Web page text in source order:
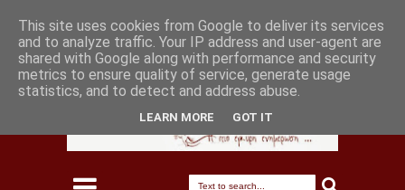
This site uses cookies from Google to deliver its services
and to analyze traffic. Your IP address and user-agent are
shared with Google along with performance and security
metrics to ensure quality of service, generate usage
statistics, and to detect and address abuse.
LEARN MORE GOT IT